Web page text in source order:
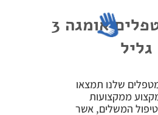
מרכז המטפלים אומגה 3
גליל
שלנו תמצאו
ממקצועות
המשלים, אשר